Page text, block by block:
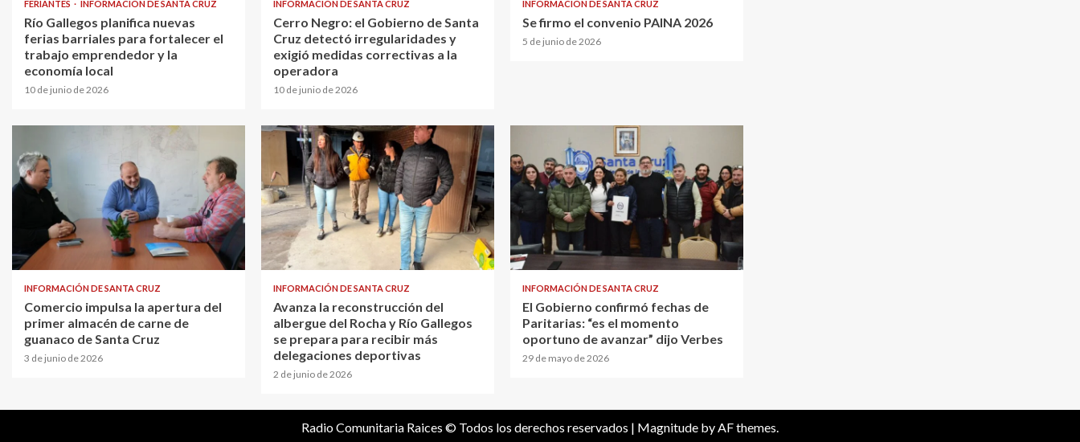
FERIANTES INFORMACIÓN DE SANTA CRUZ
Río Gallegos planifica nuevas
ferias barriales para fortalecer el
trabajo emprendedor y la
economía local
10 de junio de 2026
INFORMACIÓN DE SANTA CRUZ
Cerro Negro: el Gobierno de Santa
Cruz detectó irregularidades y
exigió medidas correctivas a la
operadora
10 de junio de 2026
INFORMACIÓN DE SANTA CRUZ
Se firmo el convenio PAINA 2026
5 de junio de 2026
INFORMACIÓN DE SANTA CRUZ
Comercio impulsa la apertura del
primer almacén de carne de
guanaco de Santa Cruz
3 de junio de 2026
INFORMACIÓN DE SANTA CRUZ
Avanza la reconstrucción del
albergue del Rocha y Río Gallegos
se prepara para recibir más
delegaciones deportivas
2 de junio de 2026
INFORMACIÓN DE SANTA CRUZ
El Gobierno confirmó fechas de
Paritarias: “es el momento
oportuno de avanzar” dijo Verbes
29 de mayo de 2026
Radio Comunitaria Raices © Todos los derechos reservados | Magnitude by AF themes.